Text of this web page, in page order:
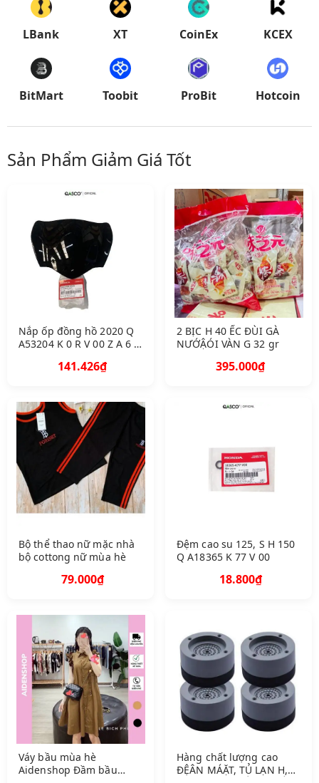
LBank XT CoinEx KCEX
BitMart Toobit ProBit Hotcoin
Sản Phẩm Giảm Giá Tốt
Nắp ốp đồng hồ 2020 Q
A53204 K 0 R V 00 Z A 6 C
141.426₫
2 BỊC H 40 ẾC ĐÙI GÀ
NƯỚẬÓI VÀN G 32 gr
395.000₫
Bộ thể thao nữ mặc nhà
bộ cottong nữ mùa hè
79.000₫
Đệm cao su 125, S H 150
Q A18365 K 77 V 00
18.800₫
Váy bầu mùa hè
Aidenshop Đầm bầu
Hàng chất lượng cao
ĐỆÂN MÁẶT, TỦ LẠN H,